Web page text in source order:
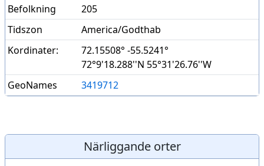
Befolkning
205
Tidszon
America/Godthab
Kordinater:
72.15508° -55.5241°
72°9'18.288''N 55°31'26.76''W
GeoNames
3419712
Närliggande orter